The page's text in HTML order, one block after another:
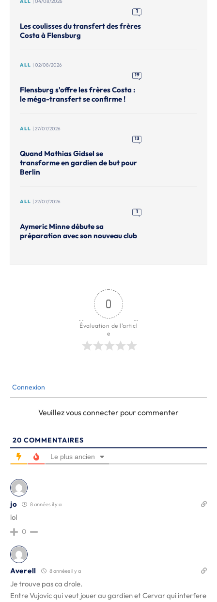
1
Les coulisses du transfert des frères
Costa à Flensburg
ALL | 02/08/2026
19
Flensburg s'offre les frères Costa :
le méga-transfert se confirme !
ALL | 27/07/2026
13
Quand Mathias Gidsel se
transforme en gardien de but pour
Berlin
ALL | 22/07/2026
1
Aymeric Minne débute sa
préparation avec son nouveau club
0
Évaluation de l'articl
e
Connexion
Veuillez vous connecter pour commenter
20 COMMENTAIRES
Le plus ancien
jo 8 années il y a
lol
0
Averell 8 années il y a
Je trouve pas ca drole.
Entre Vujovic qui veut jouer au gardien et Cervar qui interfere